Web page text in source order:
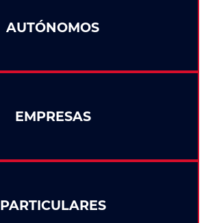
PARTICULARES
AUTÓNOMOS
EMPRESAS